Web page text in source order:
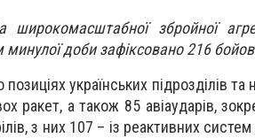
збройної
доби зафіксовано 216
українських підрозділів
ракет, а також 85 авіаударів,
з них 107 – із реактивних